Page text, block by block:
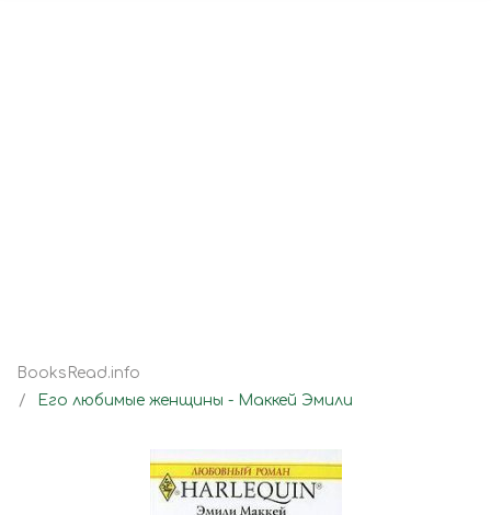
BooksRead.info
Его любимые женщины - Маккей Эмили